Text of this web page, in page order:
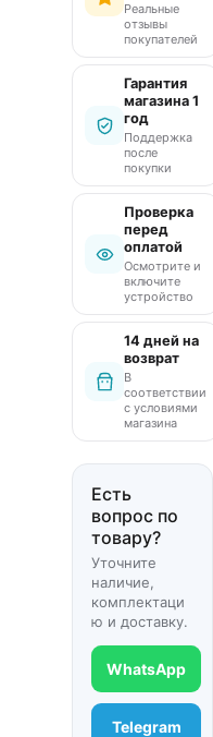
Реальные
отзывы
покупателей
Гарантия
магазина 1
год
Поддержка
после
покупки
Проверка
перед
оплатой
Осмотрите и
включите
устройство
14 дней на
возврат
В
соответствии
с условиями
магазина
Есть
вопрос по
товару?
Уточните
наличие,
комплектаци
ю и доставку.
WhatsApp
Telegram